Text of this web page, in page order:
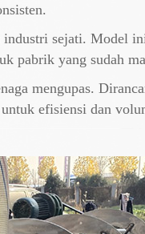
industri sejati. Model
pabrik yang sudah
mengupas.
efisiensi dan